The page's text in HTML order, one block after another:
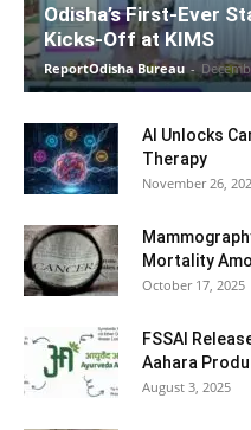
Odisha’s First-Ever
Kicks-Off at KIMS
ReportOdisha Bureau -
AI Unlocks
Therapy
November 26,
Mortality
October 17, 2025
FSSAI
Aahara
August 3, 2025